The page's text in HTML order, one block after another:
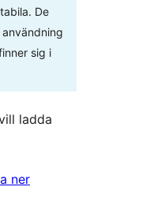
De
sig i
ladda
ner